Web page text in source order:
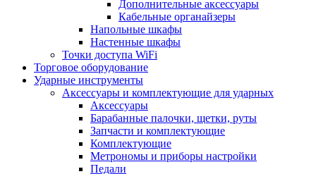
Дополнительные аксессуары
Кабельные органайзеры
Напольные шкафы
Настенные шкафы
Точки доступа WiFi
Торговое оборудование
Ударные инструменты
Аксессуары и комплектующие для ударных
Аксессуары
Барабанные палочки, щетки, руты
Запчасти и комплектующие
Комплектующие
Метрономы и приборы настройки
Педали